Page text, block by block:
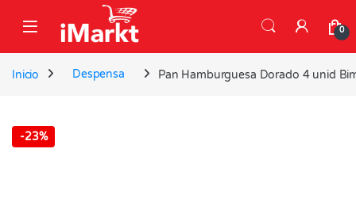
0
Inicio Despensa Pan Hamburguesa Dorado 4 unid
-23%